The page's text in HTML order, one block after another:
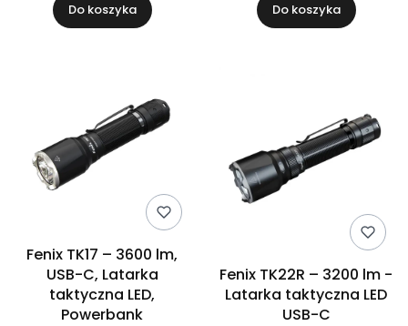
Do koszyka Do koszyka
Fenix TK17 – 3600 lm,
USB-C, Latarka
taktyczna LED,
Powerbank
Fenix TK22R – 3200 lm -
Latarka taktyczna LED
USB-C